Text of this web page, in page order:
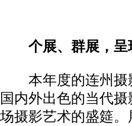
个展、群展，呈
本年度的连州摄
国内外出色的当代
场摄影艺术的盛筵